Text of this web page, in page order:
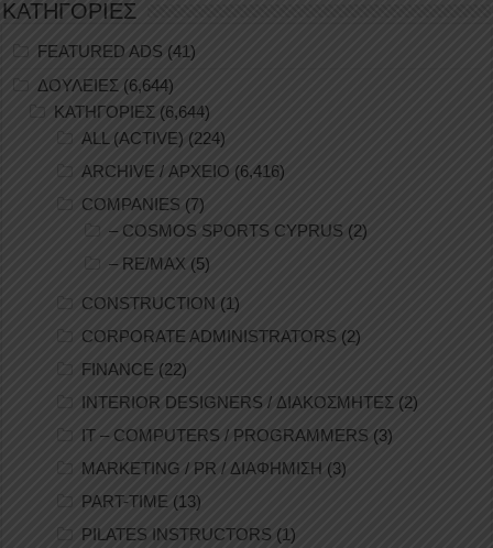
ΚΑΤΗΓΟΡΙΕΣ
FEATURED ADS (41)
ΔΟΥΛΕΙΕΣ (6,644)
ΚΑΤΗΓΟΡΙΕΣ (6,644)
ALL (ACTIVE) (224)
ARCHIVE / ΑΡΧΕΙΟ (6,416)
COMPANIES (7)
– COSMOS SPORTS CYPRUS (2)
– RE/MAX (5)
CONSTRUCTION (1)
CORPORATE ADMINISTRATORS (2)
FINANCE (22)
INTERIOR DESIGNERS / ΔΙΑΚΟΣΜΗΤΕΣ (2)
IT – COMPUTERS / PROGRAMMERS (3)
MARKETING / PR / ΔΙΑΦΗΜΙΣΗ (3)
PART-TIME (13)
PILATES INSTRUCTORS (1)